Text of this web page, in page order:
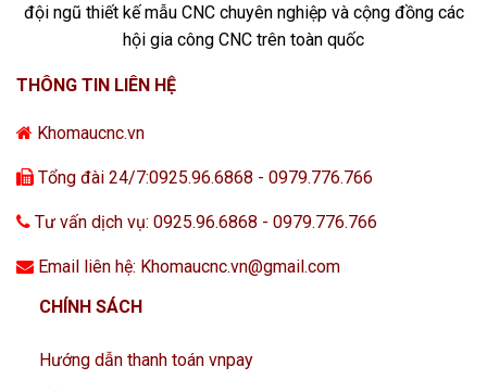
đội ngũ thiết kế mẫu CNC chuyên nghiệp và cộng đồng các
hội gia công CNC trên toàn quốc
THÔNG TIN LIÊN HỆ
Khomaucnc.vn
Tổng đài 24/7:0925.96.6868 - 0979.776.766
Tư vấn dịch vụ: 0925.96.6868 - 0979.776.766
Email liên hệ: Khomaucnc.vn@gmail.com
CHÍNH SÁCH
Hướng dẫn thanh toán vnpay